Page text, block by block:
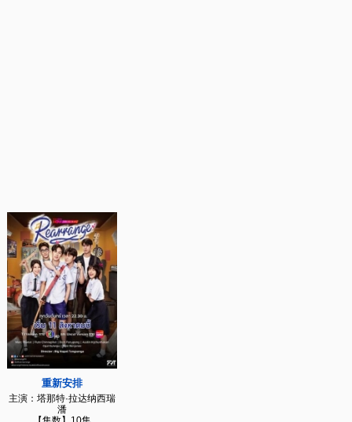
重新安排
主演：塔那特·拉达纳西瑞
潘